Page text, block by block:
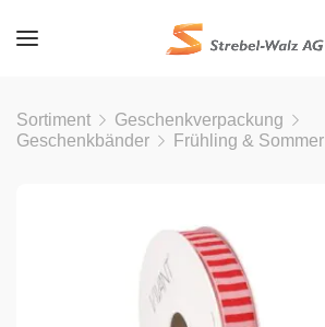
Sortiment
Geschenkverpackung
Geschenkbänder
Frühling & Sommer